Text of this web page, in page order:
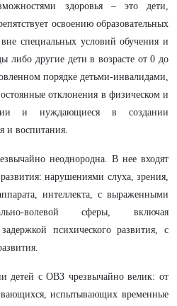
здоровья – это дети,
освоению образовательных
специальных условий обучения и
либо другие дети в возрасте от 0 до
порядке детьми-инвалидами,
отклонения в физическом и
и нуждающиеся в создании
и воспитания.
неоднородна. В нее входят
нарушениями слуха, зрения,
интеллекта, с выраженными
волевой сферы, включая
психического развития, с
детей с ОВЗ чрезвычайно велик: от
испытывающих временные